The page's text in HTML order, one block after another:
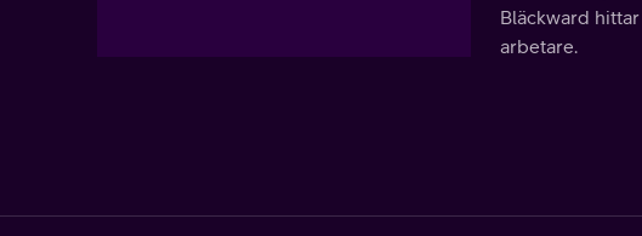
Bläckward
arbetare.